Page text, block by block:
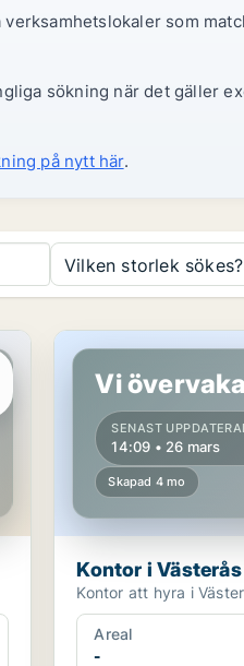
som
sökning när det gäller
på nytt här.
Vilken storlek sökes?
Kontor i Västerås
Vi
SENAST
14:09 • 26 mars
Skapad 4 mo
Kontor i Västerås
Kontor att hyra i
Areal
-